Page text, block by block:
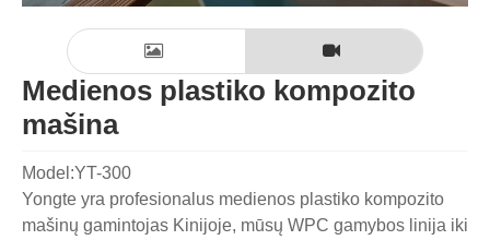
Medienos plastiko kompozito
mašina
Model:YT-300
Yongte yra profesionalus medienos plastiko kompozito
mašinų gamintojas Kinijoje, mūsų WPC gamybos linija iki